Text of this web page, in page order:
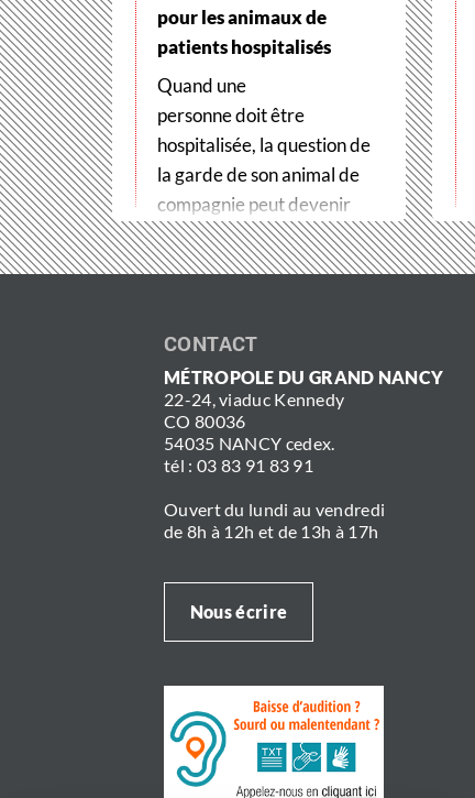
pour les animaux de
patients hospitalisés
Quand une
personne doit être
hospitalisée, la question de
la garde de son animal de
compagnie peut devenir
un véritable frein
aux soins. Pour…
CONTACT
MÉTROPOLE DU GRAND NANCY
22-24, viaduc Kennedy
CO 80036
54035 NANCY cedex.
tél : 03 83 91 83 91
Ouvert du lundi au vendredi
de 8h à 12h et de 13h à 17h
Nous écrire